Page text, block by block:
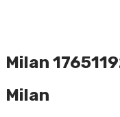
Milan
Milan